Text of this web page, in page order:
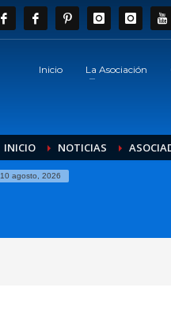
Inicio La Asociación
INICIO NOTICIAS
10 agosto, 2026